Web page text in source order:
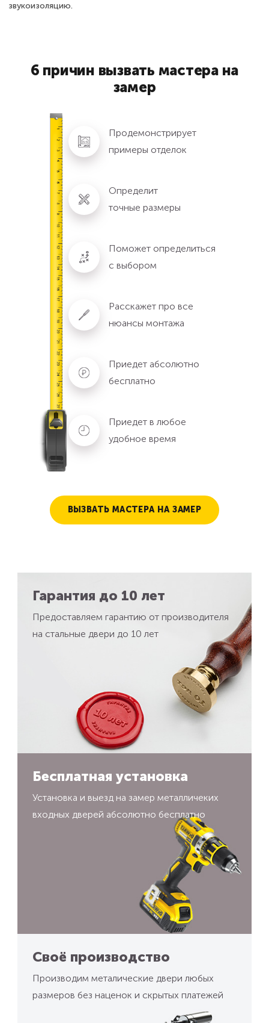
звукоизоляцию.
6 причин вызвать мастера на
замер
Продемонстрирует
примеры отделок
Определит
точные размеры
Поможет определиться
с выбором
Расскажет про все
нюансы монтажа
Приедет абсолютно
бесплатно
Приедет в любое
удобное время
ВЫЗВАТЬ МАСТЕРА НА ЗАМЕР
Гарантия до 10 лет
Предоставляем гарантию от производителя
на стальные двери до 10 лет
Бесплатная установка
Установка и выезд на замер металличеких
входных дверей абсолютно бесплатно
Своё производство
Производим металические двери любых
размеров без наценок и скрытых платежей